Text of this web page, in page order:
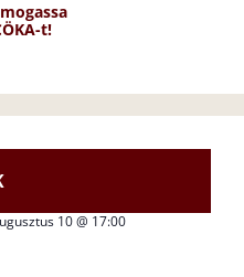
t!
10 @ 17:00